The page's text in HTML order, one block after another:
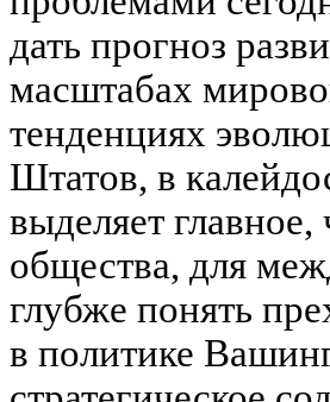
дать прогноз
масштабах
тенденциях
Штатов, в
выделяет
общества, для
глубже понять
в политике